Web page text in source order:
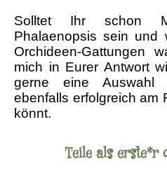
Solltet Ihr schon
Phalaenopsis sein und
Orchideen-Gattungen
mich in Eurer Antwort
gerne eine Auswahl
ebenfalls erfolgreich am
könnt.
Teile als erste*r